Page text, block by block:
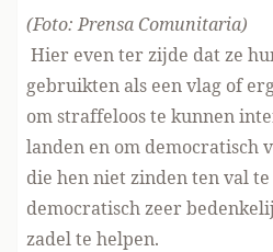
(Foto:Prensa Comunitaria)
Hier even ter zijde dat ze
gebruikten als een vlag of
om straffeloos te kunnen
landen en om democratisch
die hen niet zinden ten val
democratisch zeer
zadel te helpen.